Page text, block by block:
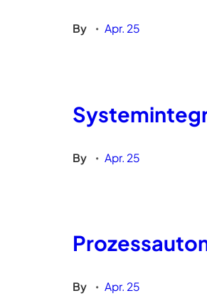
By • Apr. 25
By • Apr. 25
By • Apr. 25